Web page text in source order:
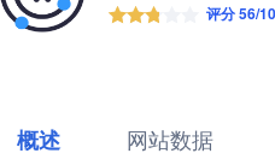
评分 56/
概述 网站数据